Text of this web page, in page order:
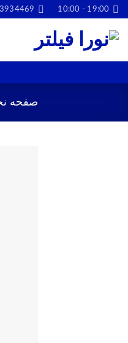
Skip
content
19:00 - 10:00
صفحه